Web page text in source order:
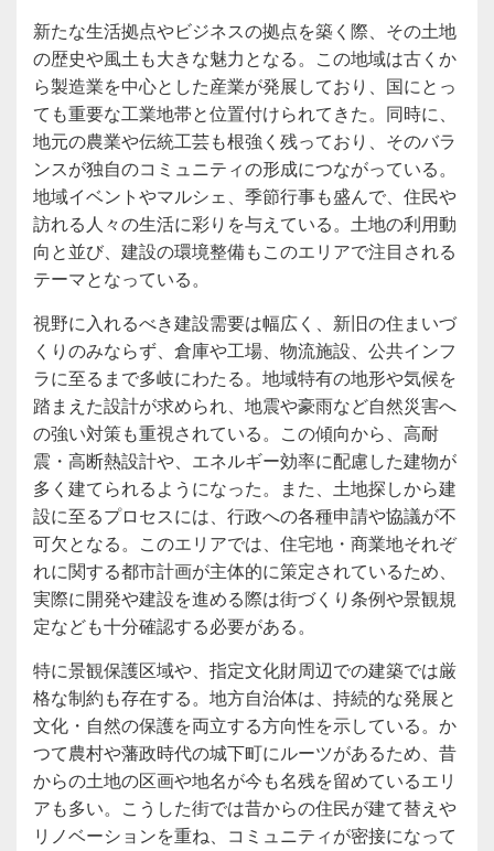
新たな生活拠点やビジネスの拠点を築く際、その土地
の歴史や風土も大きな魅力となる。この地域は古くか
ら製造業を中心とした産業が発展しており、国にとっ
ても重要な工業地帯と位置付けられてきた。同時に、
地元の農業や伝統工芸も根強く残っており、そのバラ
ンスが独自のコミュニティの形成につながっている。
地域イベントやマルシェ、季節行事も盛んで、住民や
訪れる人々の生活に彩りを与えている。土地の利用動
向と並び、建設の環境整備もこのエリアで注目される
テーマとなっている。
視野に入れるべき建設需要は幅広く、新旧の住まいづ
くりのみならず、倉庫や工場、物流施設、公共インフ
ラに至るまで多岐にわたる。地域特有の地形や気候を
踏まえた設計が求められ、地震や豪雨など自然災害へ
の強い対策も重視されている。この傾向から、高耐
震・高断熱設計や、エネルギー効率に配慮した建物が
多く建てられるようになった。また、土地探しから建
設に至るプロセスには、行政への各種申請や協議が不
可欠となる。このエリアでは、住宅地・商業地それぞ
れに関する都市計画が主体的に策定されているため、
実際に開発や建設を進める際は街づくり条例や景観規
定なども十分確認する必要がある。
特に景観保護区域や、指定文化財周辺での建築では厳
格な制約も存在する。地方自治体は、持続的な発展と
文化・自然の保護を両立する方向性を示している。か
つて農村や藩政時代の城下町にルーツがあるため、昔
からの土地の区画や地名が今も名残を留めているエリ
アも多い。こうした街では昔からの住民が建て替えや
リノベーションを重ね、コミュニティが密接になって